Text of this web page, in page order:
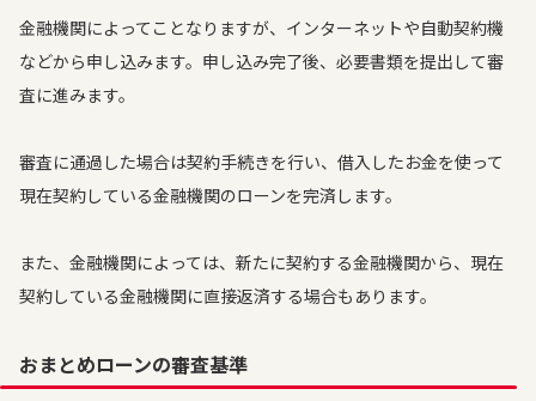
金融機関によってことなりますが、インターネットや自動契約機
などから申し込みます。申し込み完了後、必要書類を提出して審
査に進みます。
審査に通過した場合は契約手続きを行い、借入したお金を使って
現在契約している金融機関のローンを完済します。
また、金融機関によっては、新たに契約する金融機関から、現在
契約している金融機関に直接返済する場合もあります。
おまとめローンの審査基準